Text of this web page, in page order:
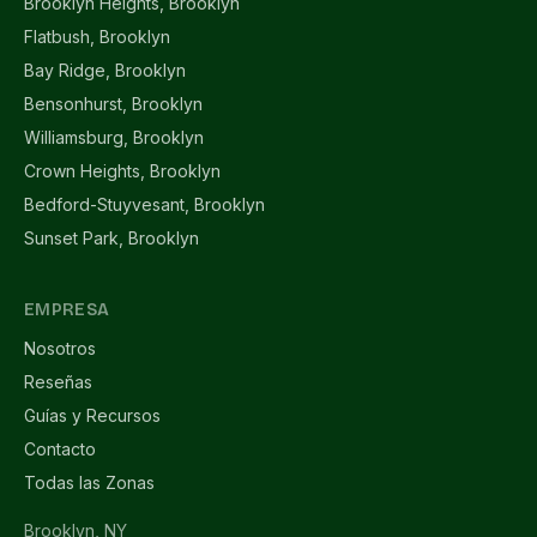
Flatbush, Brooklyn
Bay Ridge, Brooklyn
Bensonhurst, Brooklyn
Williamsburg, Brooklyn
Crown Heights, Brooklyn
Bedford-Stuyvesant, Brooklyn
Sunset Park, Brooklyn
EMPRESA
Nosotros
Reseñas
Guías y Recursos
Contacto
Todas las Zonas
Brooklyn, NY